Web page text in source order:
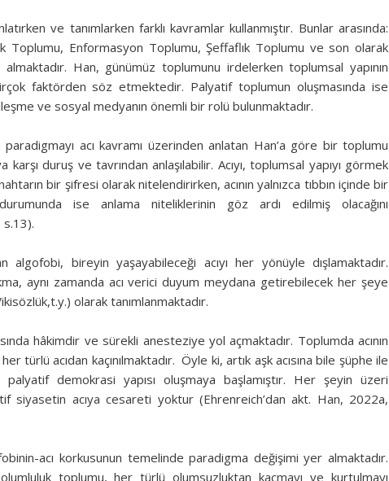
ve tanımlarken farklı kavramlar kullanmıştır. Bunlar arasında:
Toplumu, Enformasyon Toplumu, Şeffaflık Toplumu ve son olarak
Han, günümüz toplumunu irdelerken toplumsal yapının
faktörden söz etmektedir. Palyatif toplumun oluşmasında ise
ve sosyal medyanın önemli bir rolü bulunmaktadır.
acı kavramı üzerinden anlatan Han’a göre bir toplumu
karşı duruş ve tavrından anlaşılabilir. Acıyı, toplumsal yapıyı görmek
bir şifresi olarak nitelendirirken, acının yalnızca tıbbın içinde bir
ise anlama niteliklerinin göz ardı edilmiş olacağını
bireyin yaşayabileceği acıyı her yönüyle dışlamaktadır.
aynı zamanda acı verici duyum meydana getirebilecek her şeye
olarak tanımlanmaktadır.
hâkimdir ve sürekli anesteziye yol açmaktadır. Toplumda acının
türlü acıdan kaçınılmaktadır. Öyle ki, artık aşk acısına bile şüphe ile
palyatif demokrasi yapısı oluşmaya başlamıştır. Her şeyin üzeri
siyasetin acıya cesareti yoktur (Ehrenreich’dan akt. Han, 2022a,
acı korkusunun temelinde paradigma değişimi yer almaktadır.
toplumu, her türlü olumsuzluktan kaçmayı ve kurtulmayı